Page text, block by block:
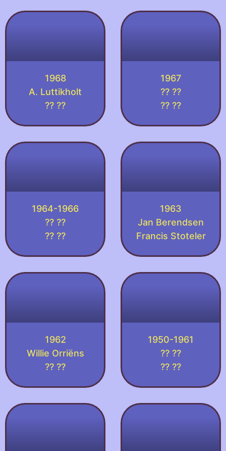
1968
A. Luttikholt
?? ??
1967
?? ??
?? ??
1964-1966
?? ??
?? ??
1963
Jan Berendsen
Francis Stoteler
1962
Willie Orriëns
?? ??
1950-1961
?? ??
?? ??